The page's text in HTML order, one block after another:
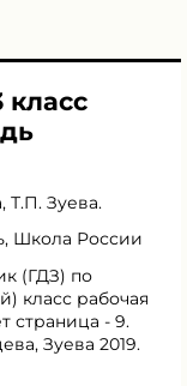
класс
, Т.П. Зуева.
Школа России
(ГДЗ) по
класс рабочая
страница - 9.
Зуева 2019.